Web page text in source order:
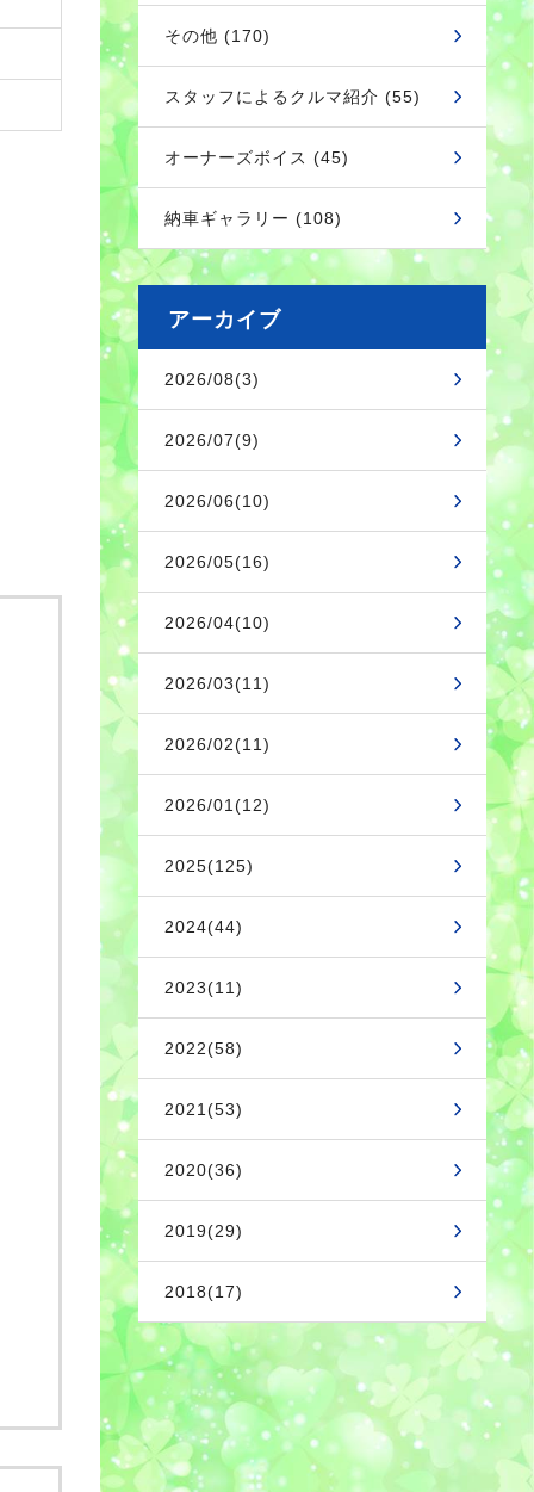
その他 (170)
スタッフによるクルマ紹介 (55)
オーナーズボイス (45)
納車ギャラリー (108)
アーカイブ
2026/08(3)
2026/07(9)
2026/06(10)
2026/05(16)
2026/04(10)
2026/03(11)
2026/02(11)
2026/01(12)
2025(125)
2024(44)
2023(11)
2022(58)
2021(53)
2020(36)
2019(29)
2018(17)